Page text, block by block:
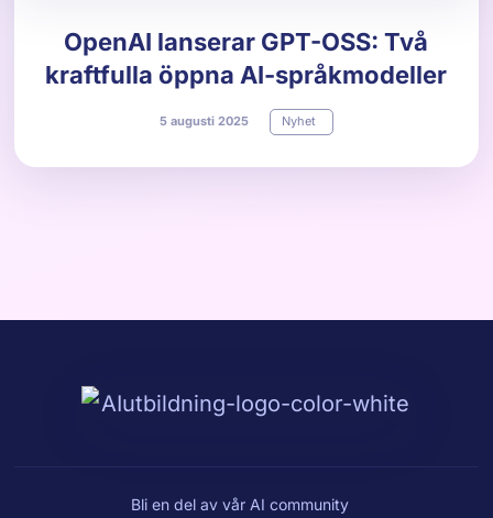
OpenAI lanserar GPT-OSS: Två
kraftfulla öppna AI-språkmodeller
5 augusti 2025 Nyhet
Bli en del av vår AI community